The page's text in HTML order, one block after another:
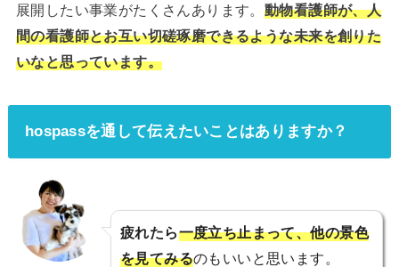
展開したい事業がたくさんあります。 動物看護師が、人
間の看護師とお互い切磋琢磨できるような未来を創りた
いなと思っています。
hospassを通して伝えたいことはありますか？
疲れたら一度立ち止まって、他の景色
を見てみるのもいいと思います。